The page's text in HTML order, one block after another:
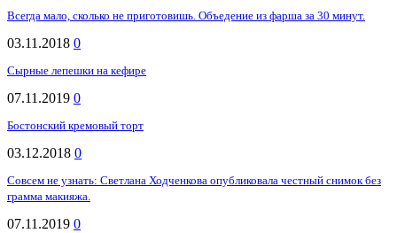
Всегда мало, сколько не приготовишь. Объедение из фарша за 30 минут.
03.11.2018 0
Сырные лепешки на кефире
07.11.2019 0
Бостонский кремовый торт
03.12.2018 0
Совсем не узнать: Светлана Ходченкова опубликовала честный снимок без
грамма макияжа.
07.11.2019 0